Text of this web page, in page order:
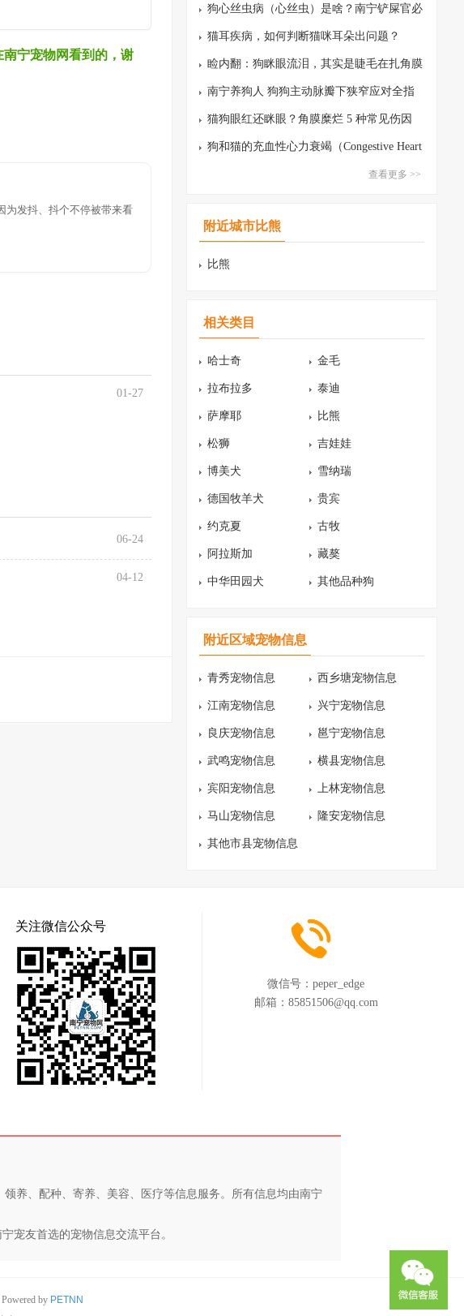
宁宠物网看到的，谢
为发抖、抖个不停被带来看
01-27
06-24
04-12
Respiratory Infections, FURI）
狗心丝虫病（心丝虫）是啥？南宁铲屎官必
看的蚊子传播杀手
猫耳疾病，如何判断猫咪耳朵出问题？
睑内翻：狗眯眼流泪，其实是睫毛在扎角膜
南宁养狗人 狗狗主动脉瓣下狭窄应对全指
南：从听杂音到日常养护
猫狗眼红还眯眼？角膜糜烂 5 种常见伤因
狗和猫的充血性心力衰竭（Congestive Heart
查看更多 >>
附近城市比熊
比熊
相关类目
哈士奇 金毛
拉布拉多 泰迪
萨摩耶 比熊
松狮 吉娃娃
博美犬 雪纳瑞
德国牧羊犬 贵宾
约克夏 古牧
阿拉斯加 藏獒
中华田园犬 其他品种狗
附近区域宠物信息
青秀宠物信息 西乡塘宠物信息
江南宠物信息 兴宁宠物信息
良庆宠物信息 邕宁宠物信息
武鸣宠物信息 横县宠物信息
宾阳宠物信息 上林宠物信息
马山宠物信息 隆安宠物信息
其他市县宠物信息
关注微信公众号
微信号： peper_edge
邮箱： 85851506@qq.com
养、配种、寄养、美容、医疗等信息服务。所有信息均由南宁
宠友首选的宠物信息交流平台。
Powered by PETNN